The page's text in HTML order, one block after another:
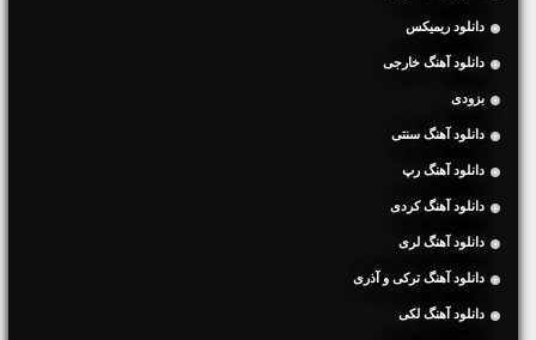
دانلود ریمیکس
دانلود آهنگ خارجی
بزودی
دانلود آهنگ سنتی
دانلود آهنگ رپ
دانلود آهنگ کردی
دانلود آهنگ لری
دانلود آهنگ ترکی و آذری
دانلود آهنگ لکی